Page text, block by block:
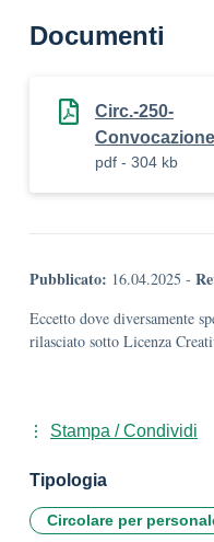
Documenti
Circ.-250-
pdf - 304 kb
Pubblicato: 16.04.2025 -
Eccetto dove diversamente
rilasciato sotto Licenza
Stampa / Condividi
Tipologia
Circolare per